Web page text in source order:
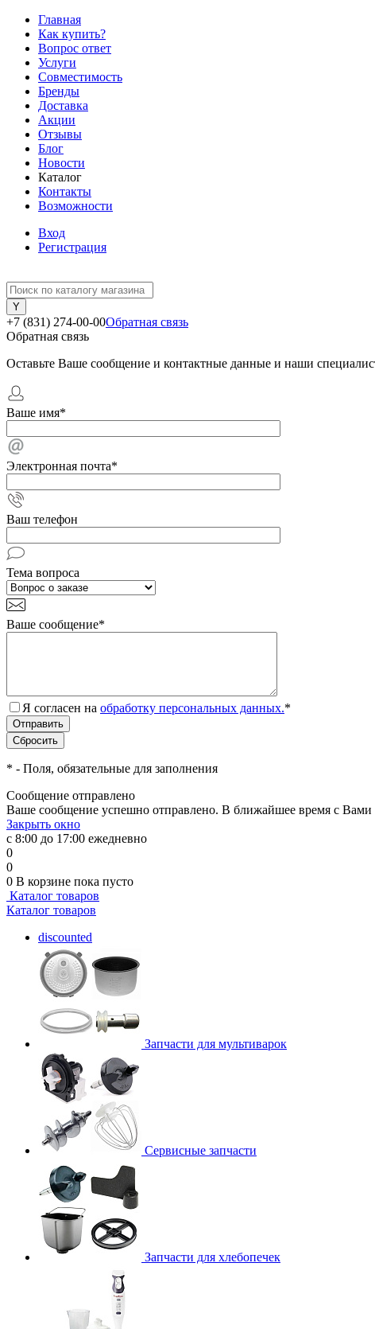
Главная
Как купить?
Вопрос ответ
Услуги
Совместимость
Бренды
Доставка
Акции
Отзывы
Блог
Новости
Каталог
Контакты
Возможности
Вход
Регистрация
+7 (831) 274-00-00Обратная связь
Обратная связь
Оставьте Ваше сообщение и контактные данные и наши
Ваше имя*
Электронная почта*
Ваш телефон
Тема вопроса
Ваше сообщение*
Я согласен на обработку персональных данных.*
* - Поля, обязательные для заполнения
Сообщение отправлено
Ваше сообщение успешно отправлено. В ближайшее время с Вами
Закрыть окно
с 8:00 до 17:00 ежедневно
0
0
0 В корзине пока пусто
Каталог товаров
Каталог товаров
discounted
Запчасти для мультиварок
Сервисные запчасти
Запчасти для хлебопечек